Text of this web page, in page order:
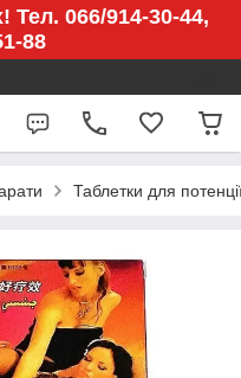
066/914-30-44,
88
Таблетки для